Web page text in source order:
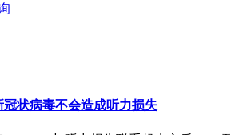
冠状病毒不会造成听力损失